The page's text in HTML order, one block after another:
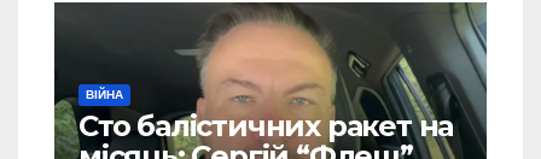
ВІЙНА
Сто балістичних ракет на